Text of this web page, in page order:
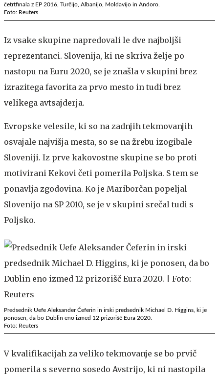
četrtfinala z EP 2016, Turčijo, Albanijo, Moldavijo in Andoro.
Foto: Reuters
Iz vsake skupine napredovali le dve najboljši
reprezentanci. Slovenija, ki ne skriva želje po
nastopu na Euru 2020, se je znašla v skupini brez
izrazitega favorita za prvo mesto in tudi brez
velikega avtsajderja.
Evropske velesile, ki so na zadnjih tekmovanjih
osvajale najvišja mesta, so se na žrebu izogibale
Sloveniji. Iz prve kakovostne skupine se bo proti
motivirani Kekovi četi pomerila Poljska. S tem se
ponavlja zgodovina. Ko je Mariborčan popeljal
Slovenijo na SP 2010, se je v skupini srečal tudi s
Poljsko.
Predsednik Uefe Aleksander Čeferin in irski predsednik Michael D. Higgins, ki je
ponosen, da bo Dublin eno izmed 12 prizorišč Eura 2020.
Foto: Reuters
V kvalifikacijah za veliko tekmovanje se bo prvič
pomerila s severno sosedo Avstrijo, ki ni nastopila